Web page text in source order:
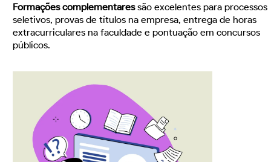
Formações complementaressão excelentes para processos
seletivos, provas de títulos na empresa, entrega de horas
extracurriculares na faculdade e pontuação em concursos
públicos.